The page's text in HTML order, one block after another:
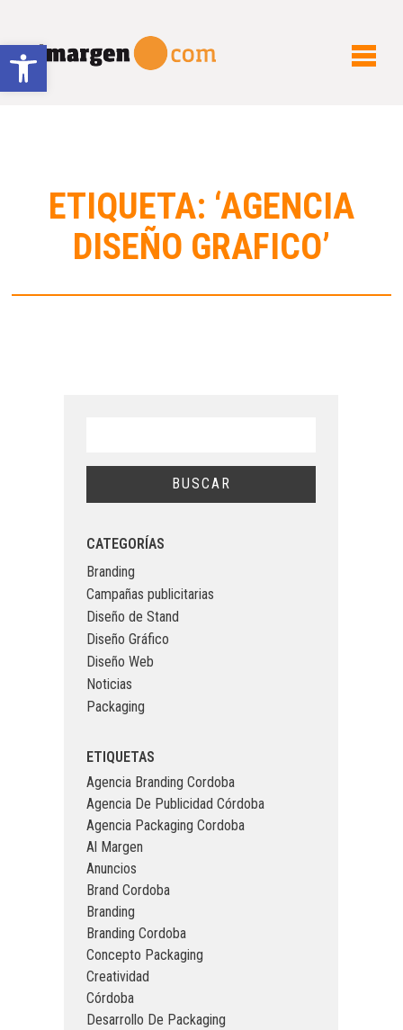
Abrir barra de herramientas
ETIQUETA: ‘AGENCIA
DISEÑO GRAFICO’
CATEGORÍAS
Branding
Campañas publicitarias
Diseño de Stand
Diseño Gráfico
Diseño Web
Noticias
Packaging
ETIQUETAS
Agencia Branding Cordoba
Agencia De Publicidad Córdoba
Agencia Packaging Cordoba
Al Margen
Anuncios
Brand Cordoba
Branding
Branding Cordoba
Concepto Packaging
Creatividad
Córdoba
Desarrollo De Packaging